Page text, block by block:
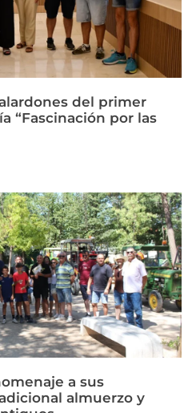
del primer
“Fascinación por las
a sus
almuerzo y